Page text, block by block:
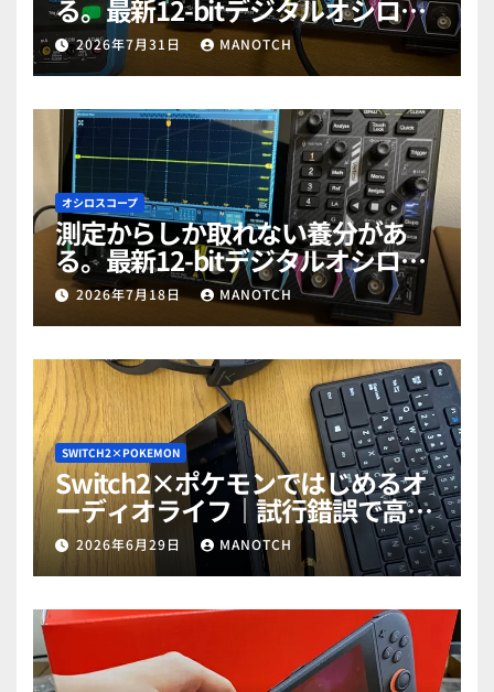
る。最新12-bitデジタルオシロス
コープ「RIGOL MHO984」で勉強
だぜ！part2
2026年7月31日 MANOTCH
オシロスコープ
測定からしか取れない養分があ
る。最新12-bitデジタルオシロス
コープ「RIGOL MHO984」で勉強
だぜ！part1
2026年7月18日 MANOTCH
SWITCH2×POKEMON
Switch2×ポケモンではじめるオ
ーディオライフ｜試行錯誤で高音
質ゲットだぜ！part2
2026年6月29日 MANOTCH